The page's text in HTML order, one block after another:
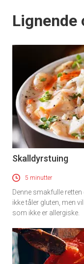
Skalldyrstuing
5 minutter
Denne smakfulle
ikke tåler gluten, men
som ikke er allergiske.